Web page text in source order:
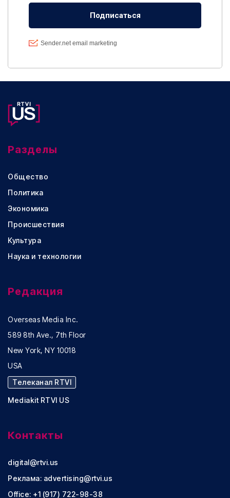
Разделы
Общество
Политика
Экономика
Происшествия
Культура
Наука и технологии
Редакция
Overseas Media Inc.
589 8th Ave., 7th Floor
New York, NY 10018
USA
Телеканал RTVI
Mediakit RTVI US
Контакты
digital@rtvi.us
Реклама: advertising@rtvi.us
Office: +1 (917) 722-98-38